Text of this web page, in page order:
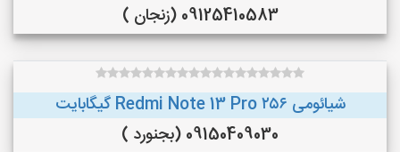
09125410583 (زنجان )
شیائومی Redmi Note 13 Pro ۲۵۶ گیگابایت
09150409030 (بجنورد )